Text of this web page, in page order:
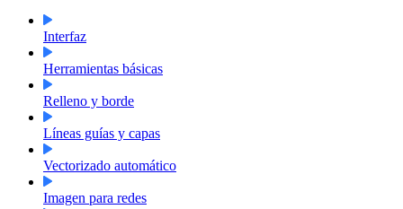
Interfaz
Herramientas básicas
Relleno y borde
Líneas guías y capas
Vectorizado automático
Imagen para redes